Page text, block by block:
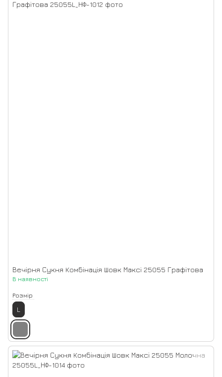
Вечірня Сукня Комбінація Шовк Максі 25055 Графітова
В наявності
Розмір
L